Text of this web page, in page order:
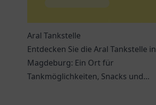
Aral Tankstelle
Entdecken Sie die Aral Tankstelle in
Magdeburg: Ein Ort für
Tankmöglichkeiten, Snacks und